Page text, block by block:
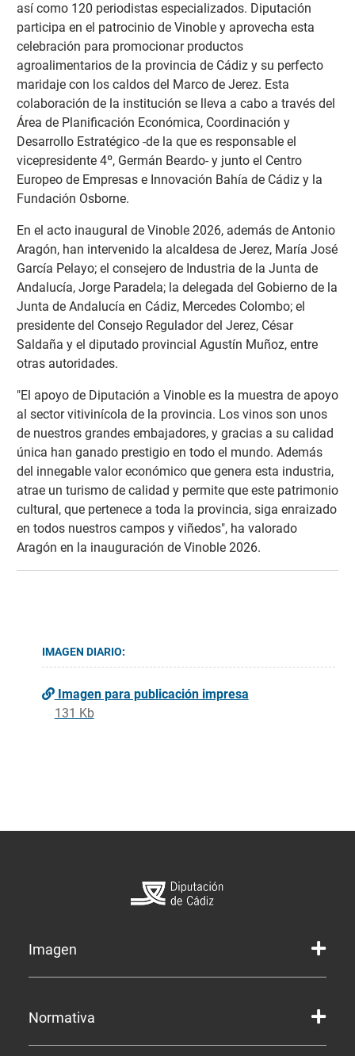
así como 120 periodistas especializados. Diputación
participa en el patrocinio de Vinoble y aprovecha esta
celebración para promocionar productos
agroalimentarios de la provincia de Cádiz y su perfecto
maridaje con los caldos del Marco de Jerez. Esta
colaboración de la institución se lleva a cabo a través del
Área de Planificación Económica, Coordinación y
Desarrollo Estratégico -de la que es responsable el
vicepresidente 4º, Germán Beardo- y junto el Centro
Europeo de Empresas e Innovación Bahía de Cádiz y la
Fundación Osborne.
En el acto inaugural de Vinoble 2026, además de Antonio
Aragón, han intervenido la alcaldesa de Jerez, María José
García Pelayo; el consejero de Industria de la Junta de
Andalucía, Jorge Paradela; la delegada del Gobierno de la
Junta de Andalucía en Cádiz, Mercedes Colombo; el
presidente del Consejo Regulador del Jerez, César
Saldaña y el diputado provincial Agustín Muñoz, entre
otras autoridades.
"El apoyo de Diputación a Vinoble es la muestra de apoyo
al sector vitivinícola de la provincia. Los vinos son unos
de nuestros grandes embajadores, y gracias a su calidad
única han ganado prestigio en todo el mundo. Además
del innegable valor económico que genera esta industria,
atrae un turismo de calidad y permite que este patrimonio
cultural, que pertenece a toda la provincia, siga enraizado
en todos nuestros campos y viñedos", ha valorado
Aragón en la inauguración de Vinoble 2026.
IMAGEN DIARIO:
Imagen para publicación impresa
131 Kb
Imagen
Normativa